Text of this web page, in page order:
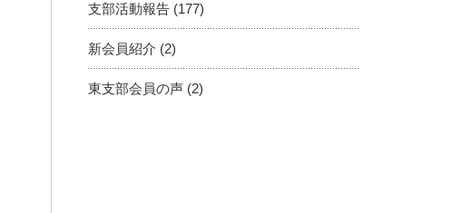
支部活動報告 (177)
新会員紹介 (2)
東支部会員の声 (2)